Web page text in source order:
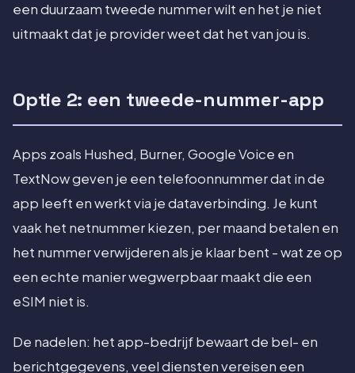
een duurzaam tweede nummer wilt en het je niet
uitmaakt dat je provider weet dat het van jou is.
Optie 2: een tweede-nummer-app
Apps zoals Hushed, Burner, Google Voice en
TextNow geven je een telefoonnummer dat in de
app leeft en werkt via je dataverbinding. Je kunt
vaak het netnummer kiezen, per maand betalen en
het nummer verwijderen als je klaar bent - wat ze op
een echte manier wegwerpbaar maakt die een
eSIM niet is.
De nadelen: het app-bedrijf bewaart de bel- en
berichtgegevens, veel diensten vereisen een